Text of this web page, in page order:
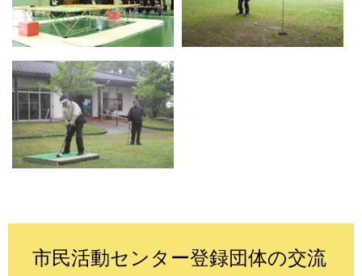
市民活動センター登録団体の交流